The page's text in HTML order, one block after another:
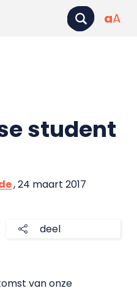
aA
student
, 24 maart 2017
deel
van onze